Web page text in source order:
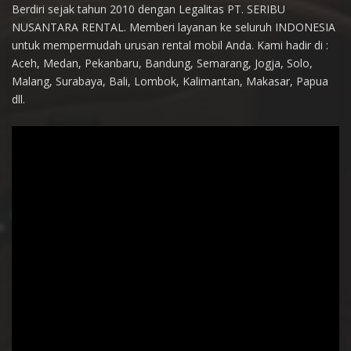
Berdiri sejak tahun 2010 dengan Legalitas PT. SERIBU
NUSANTARA RENTAL. Memberi layanan ke seluruh INDONESIA
untuk mempermudah urusan rental mobil Anda. Kami hadir di :
Aceh, Medan, Pekanbaru, Bandung, Semarang, Jogja, Solo,
Malang, Surabaya, Bali, Lombok, Kalimantan, Makasar, Papua
dll.